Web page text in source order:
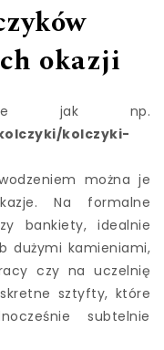
okazji
jak np.
kolczyki-
można je
Na formalne
bankiety, idealnie
dużymi kamieniami,
czy na uczelnię
sztyfty, które
subtelnie